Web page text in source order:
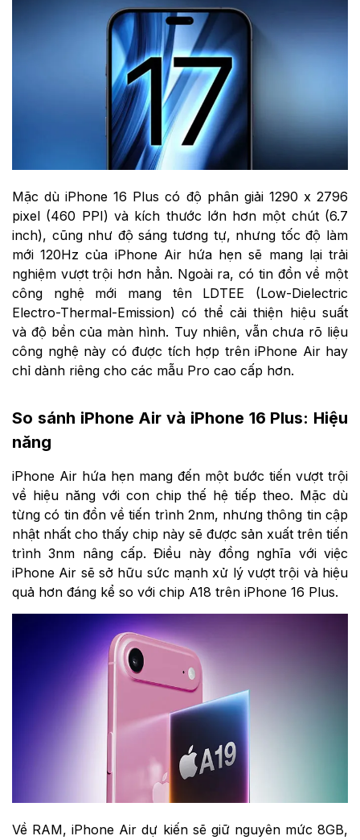
Mặc dù iPhone 16 Plus có độ phân giải 1290 x 2796
pixel (460 PPI) và kích thước lớn hơn một chút (6.7
inch), cũng như độ sáng tương tự, nhưng tốc độ làm
mới 120Hz của iPhone Air hứa hẹn sẽ mang lại trải
nghiệm vượt trội hơn hẳn. Ngoài ra, có tin đồn về một
công nghệ mới mang tên LDTEE (Low-Dielectric
Electro-Thermal-Emission) có thể cải thiện hiệu suất
và độ bền của màn hình. Tuy nhiên, vẫn chưa rõ liệu
công nghệ này có được tích hợp trên iPhone Air hay
chỉ dành riêng cho các mẫu Pro cao cấp hơn.
So sánh iPhone Air và iPhone 16 Plus: Hiệu
năng
iPhone Air hứa hẹn mang đến một bước tiến vượt trội
về hiệu năng với con chip thế hệ tiếp theo. Mặc dù
từng có tin đồn về tiến trình 2nm, nhưng thông tin cập
nhật nhất cho thấy chip này sẽ được sản xuất trên tiến
trình 3nm nâng cấp. Điều này đồng nghĩa với việc
iPhone Air sẽ sở hữu sức mạnh xử lý vượt trội và hiệu
quả hơn đáng kể so với chip A18 trên iPhone 16 Plus.
Về RAM, iPhone Air dự kiến sẽ giữ nguyên mức 8GB,